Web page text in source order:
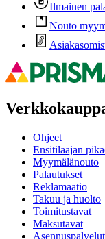
Ilmainen
Nouto
Ohjeet
Ensitilaajan
Myymälänouto
Palautukset
Reklamaatio
Takuu ja huolto
Toimitustavat
Maksutavat
Asennuspalvelut